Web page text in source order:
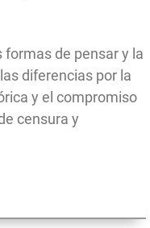
de pensar y la
diferencias por la
y el compromiso
censura y